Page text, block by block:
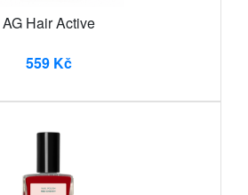
AG Hair Active
559 Kč